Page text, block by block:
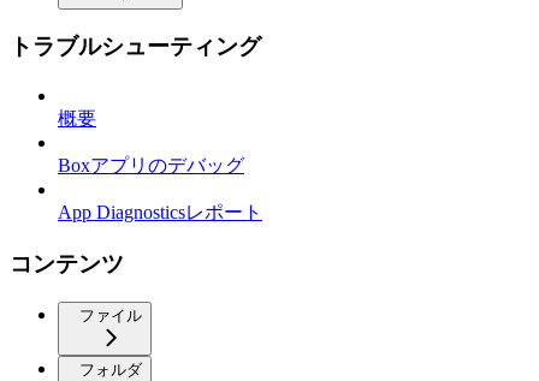
トラブルシューティング
概要
Boxアプリのデバッグ
App Diagnosticsレポート
コンテンツ
ファイル
フォルダ